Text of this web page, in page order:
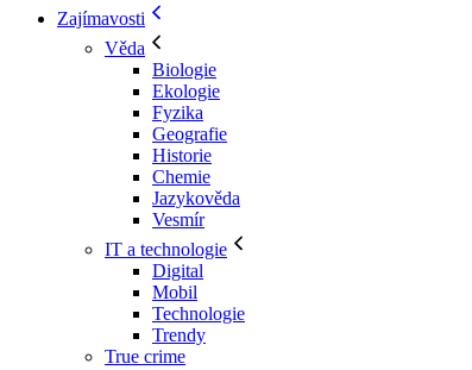
Zajímavosti
Věda
Biologie
Ekologie
Fyzika
Geografie
Historie
Chemie
Jazykověda
Vesmír
IT a technologie
Digital
Mobil
Technologie
Trendy
True crime